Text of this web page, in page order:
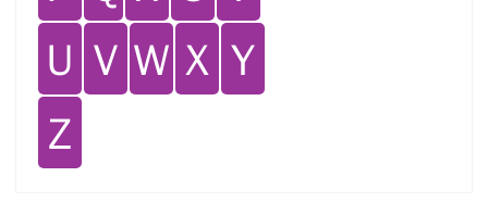
Ｕ Ｖ Ｗ Ｘ Ｙ
Ｚ